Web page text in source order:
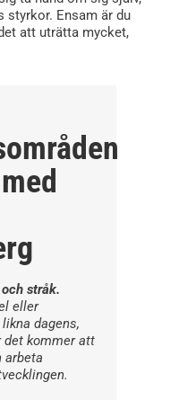
styrkor. Ensam är du
att uträtta mycket,
stråk.
eller
dagens,
det kommer att
arbeta